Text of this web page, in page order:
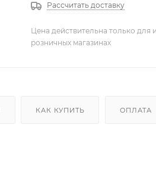
Рассчитать доставку
Цена действительна только для
розничных магазинах
КАК КУПИТЬ ОПЛАТА